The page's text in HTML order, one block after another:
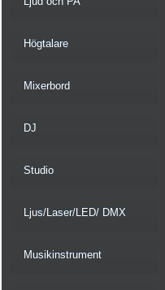
Högtalare
Mixerbord
DJ
Studio
Ljus/Laser/LED/ DMX
Musikinstrument